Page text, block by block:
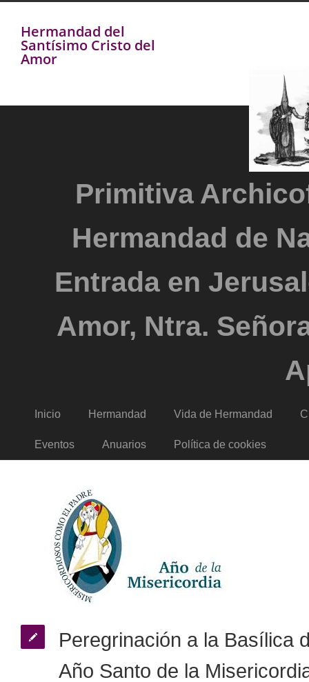
Hermandad del
Santísimo Cristo del
Amor
Primitiva
Hermandad de
Entrada en
Amor, Ntra.
Inicio Hermandad Vida de Hermandad
Eventos Anuarios Política de cookies
Peregrinación a la Basílica
Año Santo de la